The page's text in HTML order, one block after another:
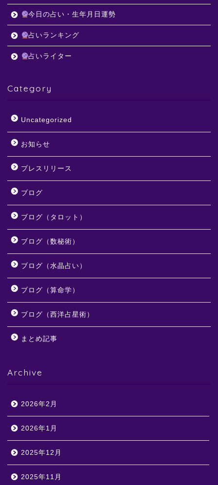
今日の占い・生年月日運勢
占いランキング
占いライター
Category
Uncategorized
お知らせ
プレスリリース
ブログ
ブログ（タロット）
ブログ（数秘術）
ブログ（水晶占い）
ブログ（算命学）
ブログ（西洋占星術）
まとめ記事
Archive
2026年2月
2026年1月
2025年12月
2025年11月